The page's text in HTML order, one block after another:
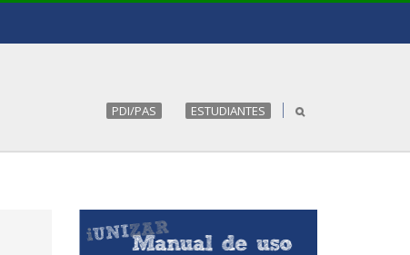
PDI/PAS ESTUDIANTES